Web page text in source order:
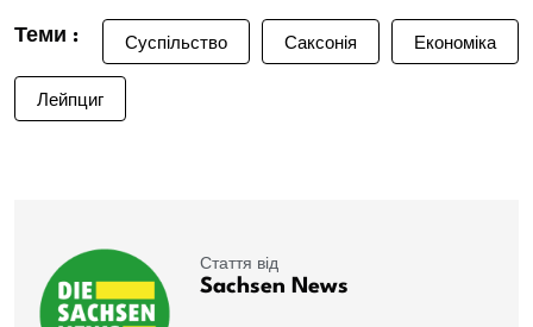
Теми : Суспільство Саксонія Економіка
Лейпциг
Стаття від
Sachsen News